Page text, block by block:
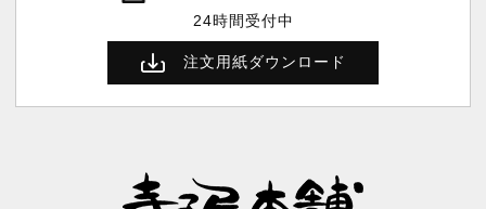
24時間受付中
注文用紙ダウンロード